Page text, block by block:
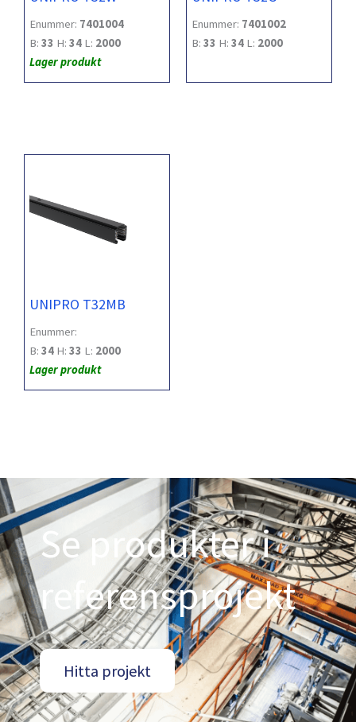
Enummer: 7401004
B: 33 H: 34 L: 2000
Lager produkt
Enummer: 7401002
B: 33 H: 34 L: 2000
UNIPRO T32MB
Enummer:
B: 34 H: 33 L: 2000
Lager produkt
Se produkter i
referensprojekt
Hitta projekt